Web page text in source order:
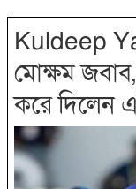
Kuldeep
মোক্ষম
করে দিলেন